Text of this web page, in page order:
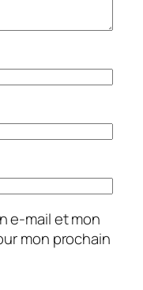
e-mail et mon
mon prochain